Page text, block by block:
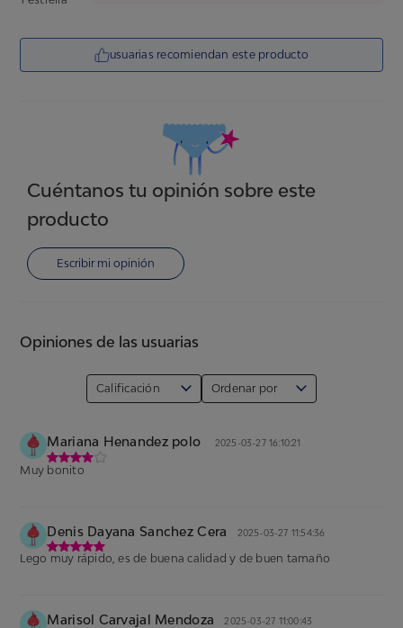
usuarias recomiendan este producto
Cuéntanos tu opinión sobre este
producto
Escribir mi opinión
Opiniones de las usuarias
Calificación Ordenar por
Mariana Henandez polo 2025-03-27 16:10:21
Muy bonito
Denis Dayana Sanchez Cera 2025-03-27 11:54:36
Lego muy rápido, es de buena calidad y de buen tamaño
Marisol Carvajal Mendoza 2025-03-27 11:00:43